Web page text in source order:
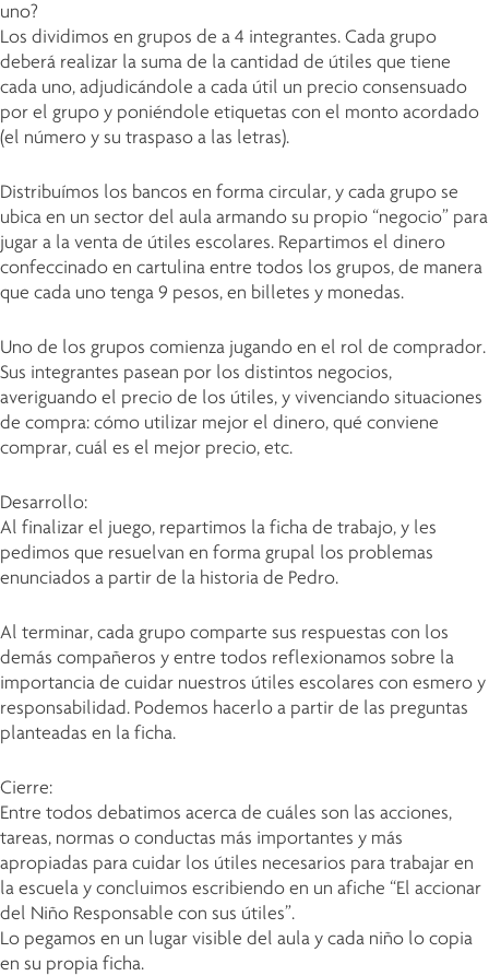
uno?
Los dividimos en grupos de a 4 integrantes. Cada grupo
deberá realizar la suma de la cantidad de útiles que tiene
cada uno, adjudicándole a cada útil un precio consensuado
por el grupo y poniéndole etiquetas con el monto acordado
(el número y su traspaso a las letras).
Distribuímos los bancos en forma circular, y cada grupo se
ubica en un sector del aula armando su propio “negocio” para
jugar a la venta de útiles escolares. Repartimos el dinero
confeccinado en cartulina entre todos los grupos, de manera
que cada uno tenga 9 pesos, en billetes y monedas.
Uno de los grupos comienza jugando en el rol de comprador.
Sus integrantes pasean por los distintos negocios,
averiguando el precio de los útiles, y vivenciando situaciones
de compra: cómo utilizar mejor el dinero, qué conviene
comprar, cuál es el mejor precio, etc.
Desarrollo:
Al finalizar el juego, repartimos la ficha de trabajo, y les
pedimos que resuelvan en forma grupal los problemas
enunciados a partir de la historia de Pedro.
Al terminar, cada grupo comparte sus respuestas con los
demás compañeros y entre todos reflexionamos sobre la
importancia de cuidar nuestros útiles escolares con esmero y
responsabilidad. Podemos hacerlo a partir de las preguntas
planteadas en la ficha.
Cierre:
Entre todos debatimos acerca de cuáles son las acciones,
tareas, normas o conductas más importantes y más
apropiadas para cuidar los útiles necesarios para trabajar en
la escuela y concluimos escribiendo en un afiche “El accionar
del Niño Responsable con sus útiles”.
Lo pegamos en un lugar visible del aula y cada niño lo copia
en su propia ficha.